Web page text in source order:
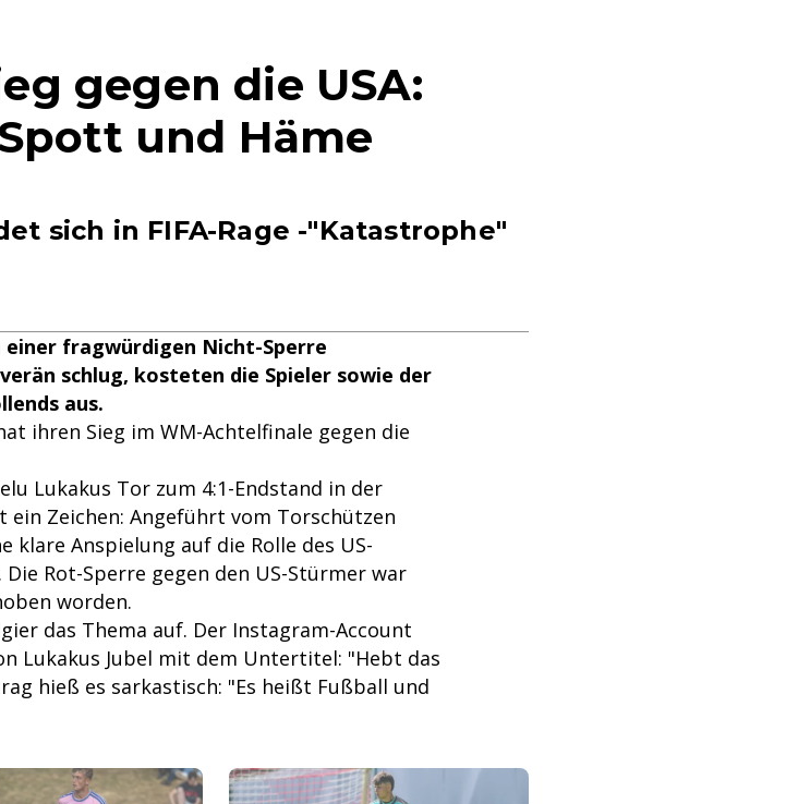
gegen die USA:
und Häme
sich in FIFA-Rage -"Katastrophe"
einer fragwürdigen Nicht-Sperre
schlug, kosteten die Spieler sowie der
aus.
ihren Sieg im WM-Achtelfinale gegen die
Lukakus Tor zum 4:1-Endstand in der
Zeichen: Angeführt vom Torschützen
Anspielung auf die Rolle des US-
Rot-Sperre gegen den US-Stürmer war
worden.
das Thema auf. Der Instagram-Account
Lukakus Jubel mit dem Untertitel: "Hebt das
hieß es sarkastisch: "Es heißt Fußball und